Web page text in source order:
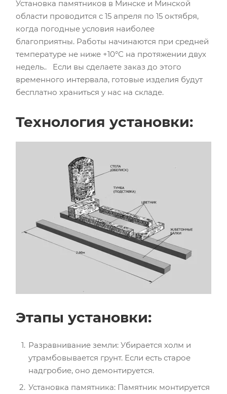
Установка памятников в Минске и Минской
области проводится с 15 апреля по 15 октября,
когда погодные условия наиболее
благоприятны. Работы начинаются при средней
температуре не ниже +10°С на протяжении двух
недель.. Если вы сделаете заказ до этого
временного интервала, готовые изделия будут
бесплатно храниться у нас на складе.
Технология установки:
Этапы установки:
Разравнивание земли: Убирается холм и
утрамбовывается грунт. Если есть старое
надгробие, оно демонтируется.
Установка памятника: Памятник монтируется